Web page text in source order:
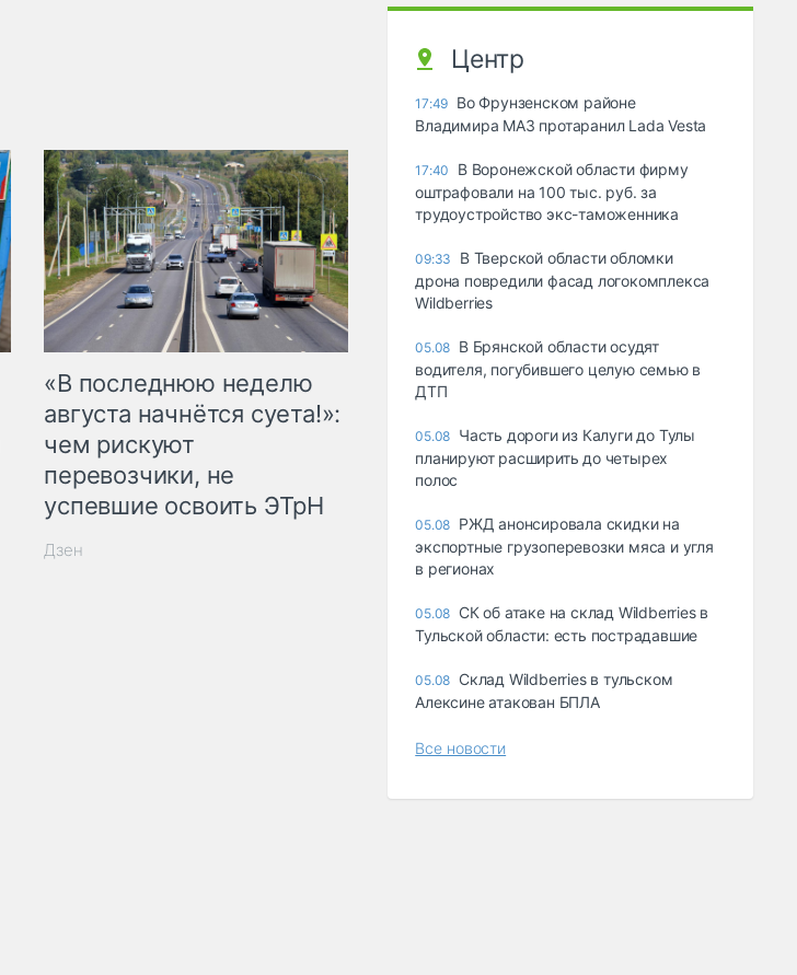
«В последнюю неделю
августа начнётся суета!»:
чем рискуют
перевозчики, не
успевшие освоить ЭТрН
Дзен
Центр
17:49 Во Фрунзенском районе
Владимира МАЗ протаранил Lada Vesta
17:40
В Воронежской области фирму
оштрафовали на 100 тыс. руб. за
трудоустройство экс-таможенника
09:33
В Тверской области обломки
дрона повредили фасад логокомплекса
Wildberries
05.08 В Брянской области осудят
водителя, погубившего целую семью в
ДТП
05.08 Часть дороги из Калуги до Тулы
планируют расширить до четырех
полос
05.08 РЖД анонсировала скидки на
экспортные грузоперевозки мяса и угля
в регионах
05.08 СК об атаке на склад Wildberries в
Тульской области: есть пострадавшие
05.08 Склад Wildberries в тульском
Алексине атакован БПЛА
Все новости